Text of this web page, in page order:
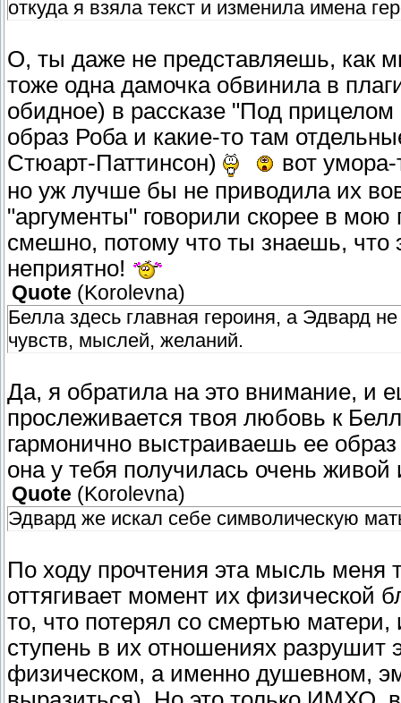
откуда я взяла текст и изменила имена
О, ты даже не представляешь, как
тоже одна дамочка обвинила в
обидное) в рассказе "Под
образ Роба и какие-то там
Стюарт-Паттинсон)
вот
но уж лучше бы не приводила их
"аргументы" говорили скорее в
смешно, потому что ты знаешь, что
неприятно!
Quote (Korolevna)
Белла здесь главная героиня, а Эдвард
чувств, мыслей, желаний.
Да, я обратила на это внимание, и
прослеживается твоя любовь к
гармонично выстраиваешь ее
она у тебя получилась очень
Quote (Korolevna)
Эдвард же искал себе символическую
По ходу прочтения эта мысль меня
оттягивает момент их физической
то, что потерял со смертью
ступень в их отношениях разрушит
физическом, а именно душевном,